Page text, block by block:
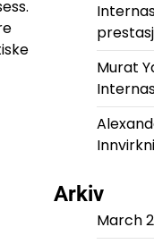
Murat
Arkiv
March